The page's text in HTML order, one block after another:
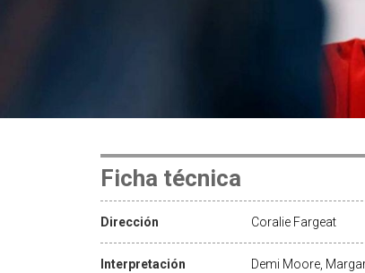
Ficha técnica
Dirección Coralie Fargeat
Interpretación
Demi Moore,